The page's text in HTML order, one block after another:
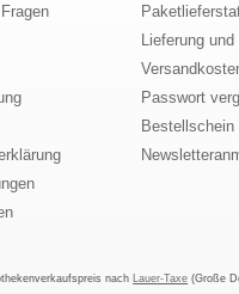
Lieferung
Passwort
Bestellschein
nach Lauer-Taxe (Große